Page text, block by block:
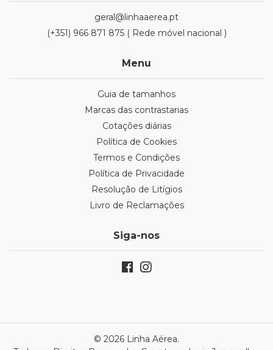
geral@linhaaerea.pt
(+351) 966 871 875 ( Rede móvel nacional )
Menu
Guia de tamanhos
Marcas das contrastarias
Cotações diárias
Política de Cookies
Termos e Condições
Política de Privacidade
Resolução de Litígios
Livro de Reclamações
Siga-nos
© 2026 Linha Aérea.